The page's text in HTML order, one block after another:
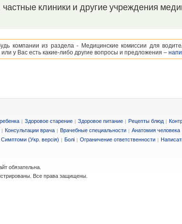
клиники и другие учреждения
компании из раздела - Медицинские комиссии для
у Вас есть какие-либо другие вопросы и предложения –
| Здоровое старение | Здоровое питание | Рецепты блюд |
| Консультации врача | Врачебные специальности | Анатомия человека
Симптоми (Укр. версія) | Болі | Ограничение ответственности |
обязательна.
Все права защищены.